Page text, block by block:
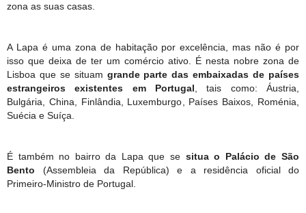
zona as suas casas.
A Lapa é uma zona de habitação por excelência, mas não é por
isso que deixa de ter um comércio ativo. É nesta nobre zona de
Lisboa que se situam grande parte das embaixadas de países
estrangeiros existentes em Portugal, tais como: Áustria,
Bulgária, China, Finlândia, Luxemburgo, Países Baixos, Roménia,
Suécia e Suíça.
É também no bairro da Lapa que se situa o Palácio de São
Bento (Assembleia da República) e a residência oficial do
Primeiro-Ministro de Portugal.